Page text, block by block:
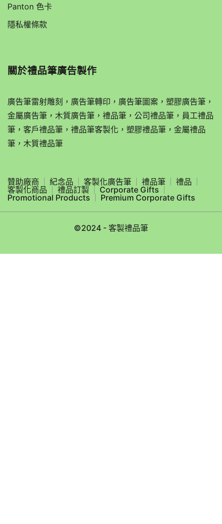
Panton 色卡
隱私權條款
關於禮品筆廣告製作
廣告筆雷射雕刻，廣告筆轉印，廣告筆圖案，塑膠廣告筆，
金屬廣告筆，木質廣告筆，禮品筆，公司禮品筆，員工禮品
筆，客戶禮品筆，禮品筆客製化，塑膠禮品筆，金屬禮品
筆，木質禮品筆
贊助廠商 紀念品 客製化廣告筆 禮品筆
禮品
客製化商品
禮品訂製
Corporate Gifts
Promotional Products
Premium Corporate Gifts
©2024 - 客製禮品筆